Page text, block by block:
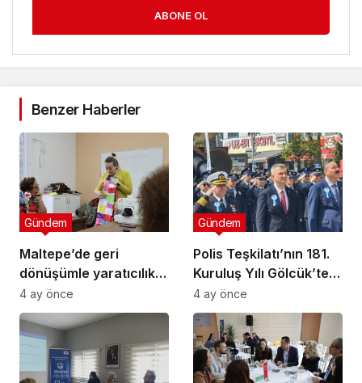
ABONE OL
Benzer Haberler
Maltepe’de geri
dönüşümle yaratıcılık
buluştu
Gündem
4 ay önce
Polis Teşkilatı’nın 181.
Kuruluş Yılı Gölcük’te
Törenle Kutlandı
Gündem
4 ay önce